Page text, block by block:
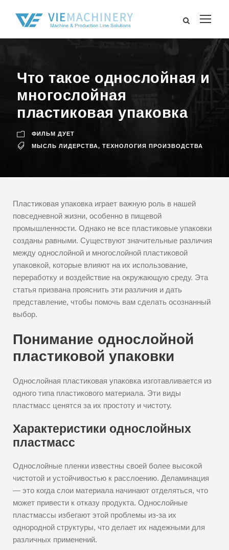
Что такое однослойная и
многослойная
пластиковая упаковка
ФИЛЬМ ДУЕТ
МЫСЛЬ ЛИДЕРСТВА, ТЕХНОЛОГИЯ ПРОИЗВОДСТВА
Пластиковая упаковка играет важную роль в нашей
повседневной жизни, особенно в пищевой
промышленности. Однако не все пластиковые упаковки
созданы равными. Существуют значительные различия
между однослойной и многослойной пластиковой
упаковкой, которые влияют на их использование,
переработку и воздействие на окружающую среду. Эта
статья призвана прояснить эти различия и дать
представление, чтобы помочь вам сделать осознанный
выбор.
Понимание однослойной
пластиковой упаковки
Однослойная пластиковая упаковка изготавливается из
одного типа пластикового материала. Эти виды
пластмасс ценятся за их простоту и чистоту.
Характеристики однослойных
пластмасс
Однослойные пленки известны своей более высокой
чистотой и устойчивостью к расслоению. Деламинация
— это когда слои материала начинают отделяться, что
может привести к отказу продукта. Однослойные
пластмассы избегают этой проблемы из-за их
однородной структуры, что делает их надежными для
различных применений.